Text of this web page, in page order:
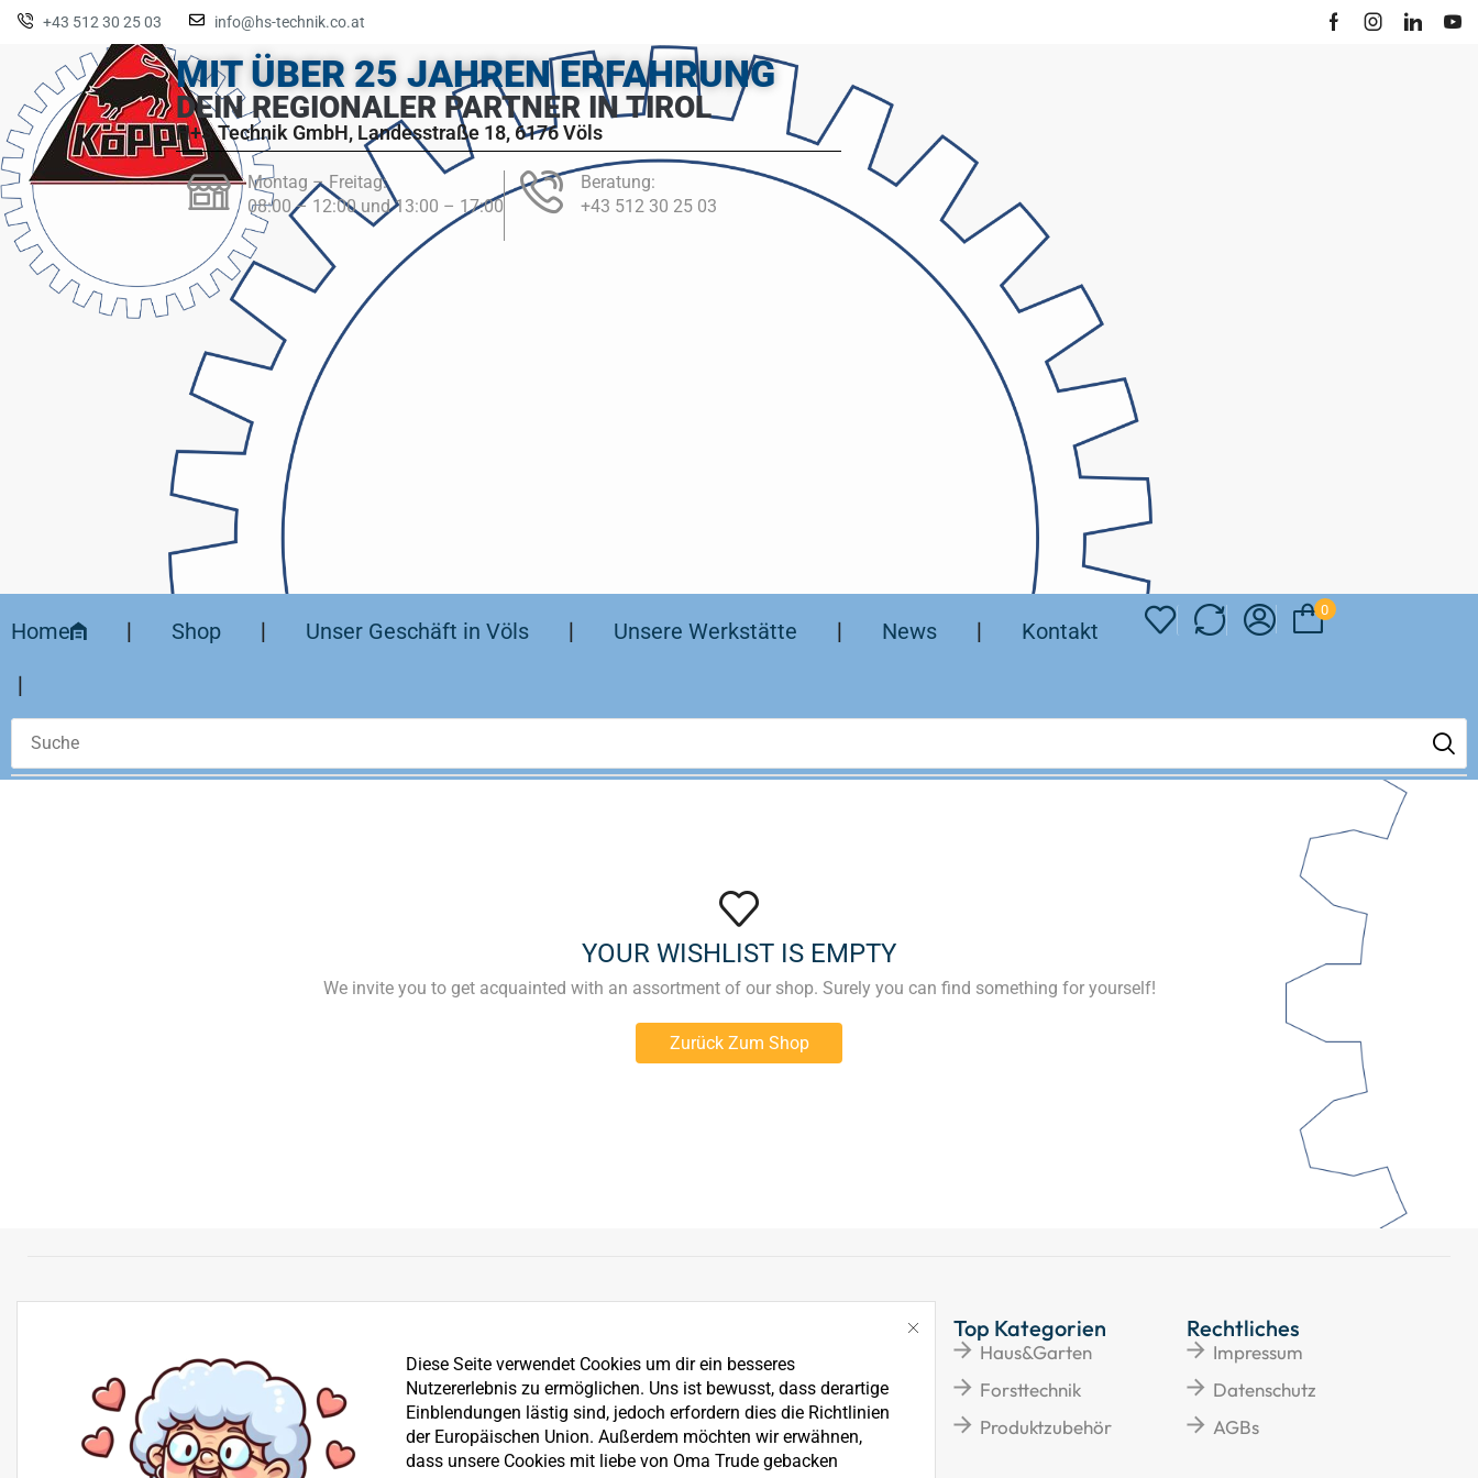
+43 512 30 25 03 info@hs-technik.co.at
MIT ÜBER 25 JAHREN ERFAHRUNG
DEIN REGIONALER PARTNER IN TIROL
H+S Technik GmbH, Landesstraße 18, 6176 Völs
Montag – Freitag:
08:00 – 12:00 und 13:00 – 17:00
Beratung:
+43 512 30 25 03
Home ❘ Shop ❘ Unser Geschäft in Völs ❘ Unsere Werkstätte ❘ News ❘ Kontakt
❘
0
YOUR WISHLIST IS EMPTY
We invite you to get acquainted with an assortment of our shop. Surely you can find something for yourself!
Zurück Zum Shop
Diese Seite verwendet Cookies um dir ein besseres
Nutzererlebnis zu ermöglichen. Uns ist bewusst, dass derartige
Einblendungen lästig sind, jedoch erfordern dies die Richtlinien
der Europäischen Union. Außerdem möchten wir erwähnen,
dass unsere Cookies mit liebe von Oma Trude gebacken
News
Kontakt
Top Kategorien
Haus&Garten
Forsttechnik
Produktzubehör
Rechtliches
Impressum
Datenschutz
AGBs